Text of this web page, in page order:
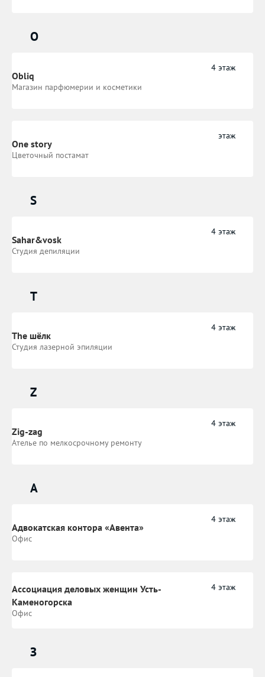
O
Obliq
Магазин парфюмерии и косметики
4 этаж
One story
Цветочный постамат
этаж
S
Sahar&vosk
Студия депиляции
4 этаж
T
The шёлк
Студия лазерной эпиляции
4 этаж
Z
Zig-zag
Ателье по мелкосрочному ремонту
4 этаж
А
Адвокатская контора «Авента»
Офис
4 этаж
Ассоциация деловых женщин Усть-
Каменогорска
Офис
4 этаж
З